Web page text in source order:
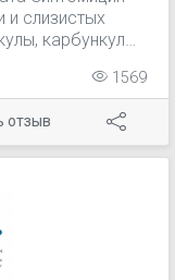
слизистых
карбункулы;
1569
отзыв